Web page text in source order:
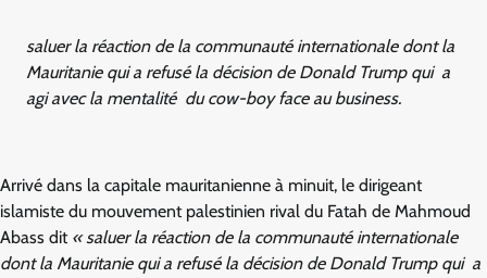
saluer la réaction de la communauté internationale dont la
Mauritanie qui a refusé la décision de Donald Trump qui a
agi avec la mentalité du cow-boy face au business.
Arrivé dans la capitale mauritanienne à minuit, le dirigeant
islamiste du mouvement palestinien rival du Fatah de Mahmoud
Abass dit « saluer la réaction de la communauté internationale
dont la Mauritanie qui a refusé la décision de Donald Trump qui a